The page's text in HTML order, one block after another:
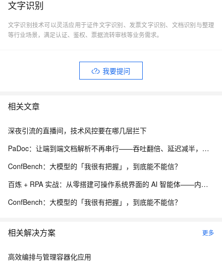
文字识别
文字识别技术可以灵活应用于证件文字识别、发票文字识别、文档识别与整理
等行业场景，满足认证、鉴权、票据流转审核等业务需求。
我要提问
相关文章
深夜引流的直播间，技术风控要在哪几层拦下
PaDoc：让端到端文档解析不再串行——吞吐翻倍、延迟减半，质量还没掉
ConfBench：大模型的「我很有把握」，到底能不能信？
百炼 + RPA 实战：从零搭建可操作系统界面的 AI 智能体——内网离线部署与 EXE 打包分发完整方案
ConfBench：大模型的「我很有把握」，到底能不能信？
相关解决方案 更多
高效编排与管理容器化应用